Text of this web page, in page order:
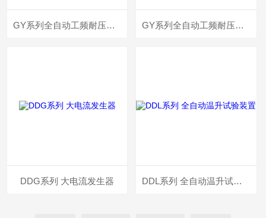
GY系列全自动工频耐压控制台 GY系列全自动工频耐压控制箱
DDG系列 大电流发生器 DDL系列 全自动温升试验装置